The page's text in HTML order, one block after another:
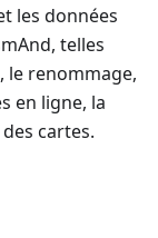
les données
telles
le renommage,
en ligne, la
cartes.